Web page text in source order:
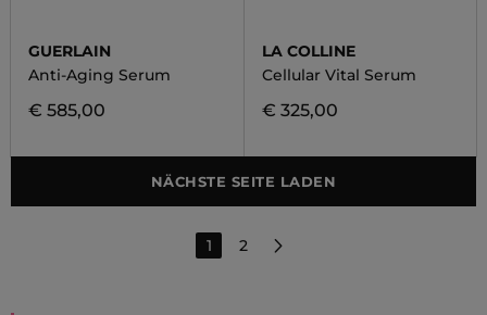
GUERLAIN
Anti-Aging Serum
€ 585,00
LA COLLINE
Cellular Vital Serum
€ 325,00
NÄCHSTE SEITE LADEN
1 2